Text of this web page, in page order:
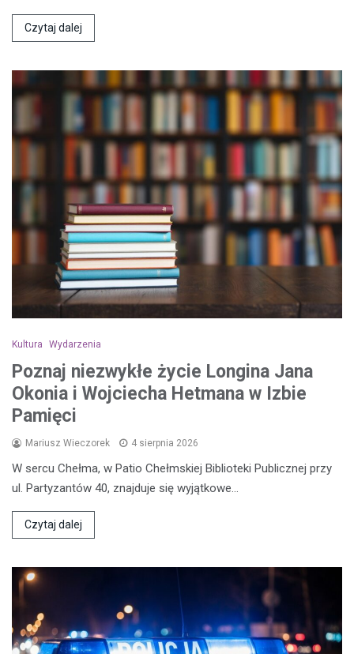
Czytaj dalej
Kultura Wydarzenia
Poznaj niezwykłe życie Longina Jana
Okonia i Wojciecha Hetmana w Izbie
Pamięci
Mariusz Wieczorek 4 sierpnia 2026
W sercu Chełma, w Patio Chełmskiej Biblioteki Publicznej przy
ul. Partyzantów 40, znajduje się wyjątkowe…
Czytaj dalej